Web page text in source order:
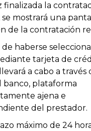
finalizada la
se mostrará una
de la contratación
de haberse
tarjeta de
a cabo a través
banco, plataforma
ajena e
del prestador.
máximo de 24